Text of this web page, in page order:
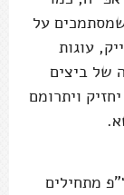
על
עוגות
של ביצים
ויתרומם
מתחילים